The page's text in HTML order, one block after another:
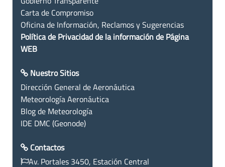
Carta de Compromiso
Oficina de Información, Reclamos y Sugerencias
Política de Privacidad de la información de Página
WEB
Nuestro Sitios
Dirección General de Aeronáutica
Meteorología Aeronáutica
Blog de Meteorología
IDE DMC (Geonode)
Contactos
Av. Portales 3450, Estación Central